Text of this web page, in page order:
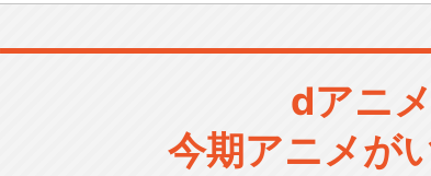
dアニ
今期アニメが